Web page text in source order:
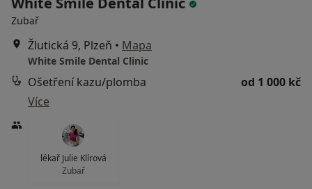
Zubař
Žlutická 9, Plzeň • Mapa
White Smile Dental Clinic
Ošetření kazu/plomba
od 1 000 kč
Více
lékař Julie Klírová
Zubař